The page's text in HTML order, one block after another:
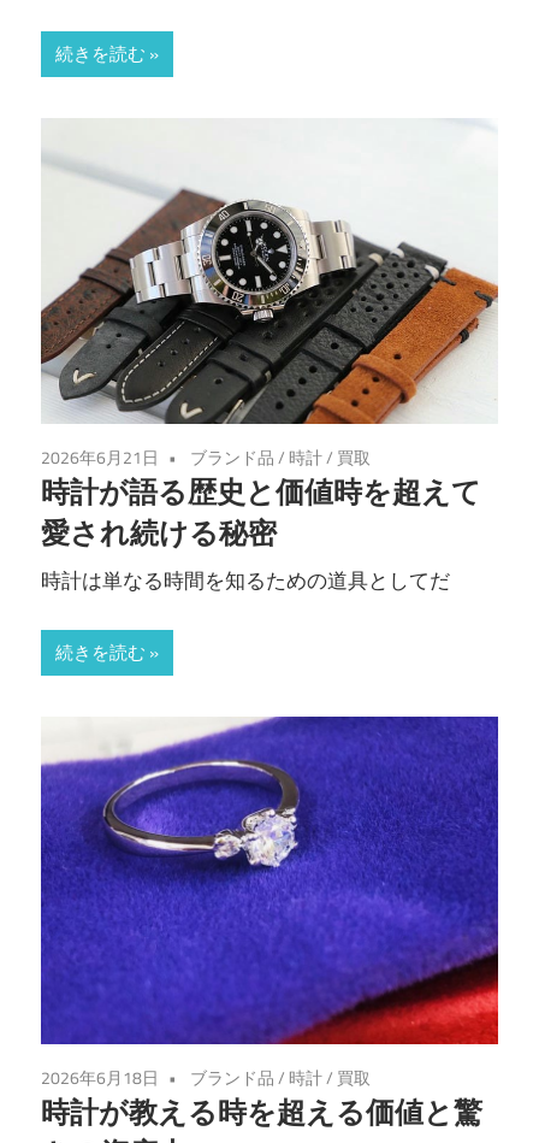
引
で
価
し
よ
う。
続きを読む
2026年6月21日 ブランド品/ 時計/ 買取
時計が語る歴史と価値時を超えて
愛され続ける秘密
時計は単なる時間を知るための道具としてだ
続きを読む
2026年6月18日 ブランド品/ 時計/ 買取
時計が教える時を超える価値と驚